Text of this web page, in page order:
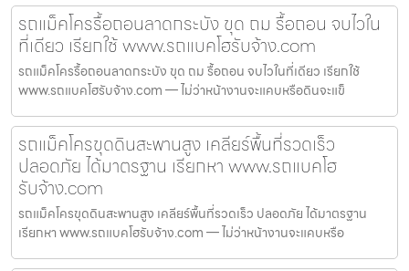
รถแม็คโครรื้อถอนลาดกระบัง ขุด ถม รื้อถอน จบไวใน
ที่เดียว เรียกใช้ www.รถแบคโฮรับจ้าง.com
รถแม็คโครรื้อถอนลาดกระบัง ขุด ถม รื้อถอน จบไวในที่เดียว เรียกใช้
www.รถแบคโฮรับจ้าง.com — ไม่ว่าหน้างานจะแคบหรือดินจะแข็
รถแม็คโครขุดดินสะพานสูง เคลียร์พื้นที่รวดเร็ว
ปลอดภัย ได้มาตรฐาน เรียกหา www.รถแบคโฮ
รับจ้าง.com
รถแม็คโครขุดดินสะพานสูง เคลียร์พื้นที่รวดเร็ว ปลอดภัย ได้มาตรฐาน
เรียกหา www.รถแบคโฮรับจ้าง.com — ไม่ว่าหน้างานจะแคบหรือ